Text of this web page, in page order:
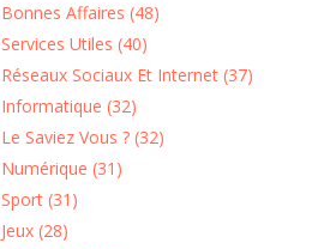
Bonnes Affaires (48)
Services Utiles (40)
Réseaux Sociaux Et Internet (37)
Informatique (32)
Le Saviez Vous ? (32)
Numérique (31)
Sport (31)
Jeux (28)